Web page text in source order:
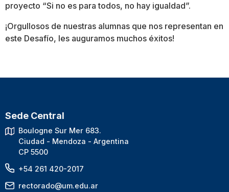
proyecto “Si no es para todos, no hay igualdad”.
¡Orgullosos de nuestras alumnas que nos representan en
este Desafío, les auguramos muchos éxitos!
Sede Central
Boulogne Sur Mer 683.
Ciudad - Mendoza - Argentina
CP 5500
+54 261 420-2017
rectorado@um.edu.ar